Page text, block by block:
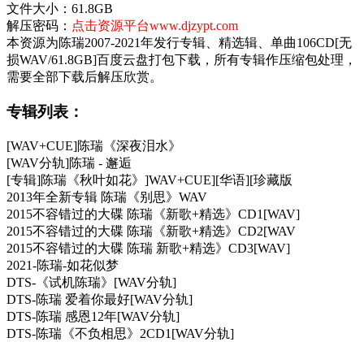
文件大小：61.8GB
解压密码： 点击资源平台www.djzypt.com
本资源为陈瑞2007-2021年发行专辑、精选辑、单曲106CD[无
损WAV/61.8GB]百度云盘打包下载，所有专辑作压缩包处理，
需要全部下载后解压欣赏。
专辑列表：
[WAV+CUE]陈瑞《深夜泪水》
[WAV分轨]陈瑞 - 邂逅
[专辑]陈瑞《秋叶如花》]WAV+CUE][华语][珍藏版
2013年全新专辑 陈瑞《别思》WAV
2015不容错过的大碟 陈瑞《新歌+精选》CD1[WAV]
2015不容错过的大碟 陈瑞《新歌+精选》CD2[WAV
2015不容错过的大碟 陈瑞 新歌+精选》CD3[WAV]
2021-陈瑞-如花似梦
DTS-《试机陈瑞》[WAV分轨]
DTS-陈瑞 爱着你最好[WAV分轨]
DTS-陈瑞 感恩12年[WAV分轨]
DTS-陈瑞《不负相思》2CD1[WAV分轨]